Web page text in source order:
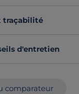
traçabilité
d'entretien
comparateur